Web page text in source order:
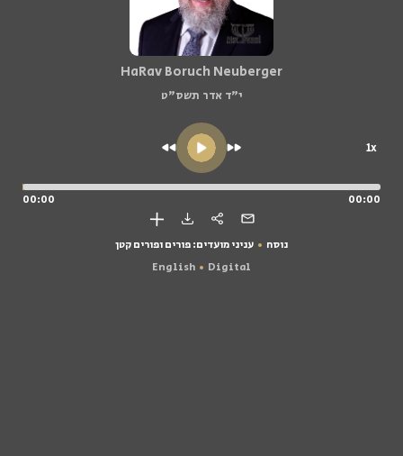
HaRav Boruch Neuberger
י"ד אדר תשס"ט
1x
00:00 00:00
עניני מועדים: פורים ופורים קטן
נוסח
English
Digital